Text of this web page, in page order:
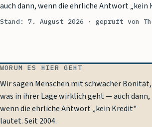
auch dann, wenn die ehrliche Antwort
Stand: 7. August 2026 · geprüft von
WORUM ES HIER GEHT
Wir sagen Menschen mit schwacher Bonität,
was in ihrer Lage wirklich geht — auch dann,
wenn die ehrliche Antwort „kein Kredit"
lautet. Seit2004.